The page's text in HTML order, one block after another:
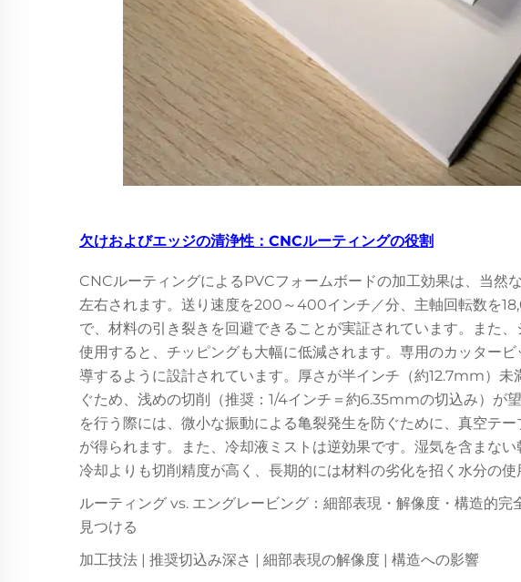
欠けおよびエッジの清浄性：CNCルーティングの役割
CNCルーティングによるPVCフォームボードの加工効果は、当然
左右されます。送り速度を200～400インチ／分、主軸回転数を
で、材料の引き裂きを回避できることが実証されています。また
使用すると、チッピングも大幅に低減されます。専用のカッター
導するように設計されています。厚さが半インチ（約12.7mm）
ぐため、浅めの切削（推奨：1/4インチ＝約6.35mmの切込み）が
を行う際には、微小な振動による亀裂発生を防ぐために、真空テ
が得られます。また、冷却液ミストは逆効果です。湿気を含まな
冷却よりも切削精度が高く、長期的には材料の劣化を招く水分の使
ルーティング vs. エングレービング：細部表現・解像度・構造的
見つける
加工技法 | 推奨切込み深さ | 細部表現の解像度 | 構造への影響